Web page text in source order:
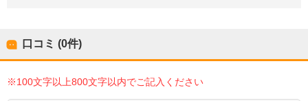
口コミ (0件)
※100文字以上800文字以内でご記入ください